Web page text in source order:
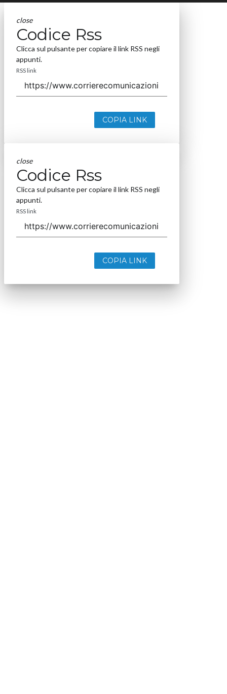
close
Codice Rss
Clicca sul pulsante per copiare il link RSS negli
appunti.
RSS link
COPIA LINK
close
Codice Rss
Clicca sul pulsante per copiare il link RSS negli
appunti.
RSS link
COPIA LINK